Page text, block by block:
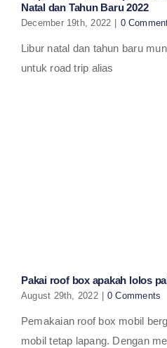
Natal dan Tahun Baru 2022
December 19th, 2022 0
Libur natal dan tahun baru
untuk road trip alias
Pakai roof box apakah lolos
August 29th, 2022 0 Comments
Pemakaian roof box mobil
mobil tetap lapang. Dengan